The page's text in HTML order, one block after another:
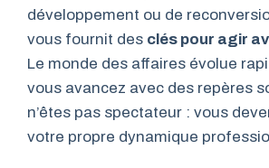
développement ou de
vous fournit des clés pour agir
Le monde des affaires évolue
vous avancez avec des repères
n’êtes pas spectateur : vous
votre propre dynamique